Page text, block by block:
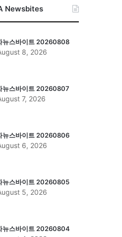
Newsbites
뉴스바이트 20260808
8, 2026
뉴스바이트 20260807
7, 2026
뉴스바이트 20260806
6, 2026
뉴스바이트 20260805
5, 2026
뉴스바이트 20260804